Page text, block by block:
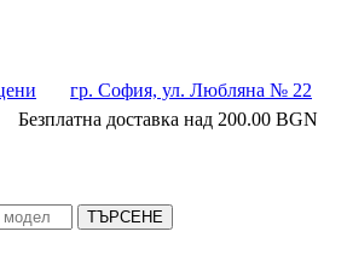
гр. София, ул. Любляна № 22
Безплатна доставка над 200.00 BGN
ТЪРСЕНЕ